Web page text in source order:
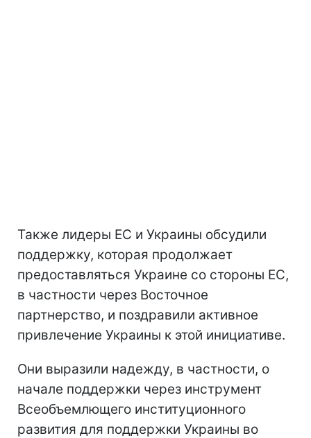
Также лидеры ЕС и Украины обсудили
поддержку, которая продолжает
предоставляться Украине со стороны ЕС,
в частности через Восточное
партнерство, и поздравили активное
привлечение Украины к этой инициативе.
Они выразили надежду, в частности, о
начале поддержки через инструмент
Всеобъемлющего институционного
развития для поддержки Украины во